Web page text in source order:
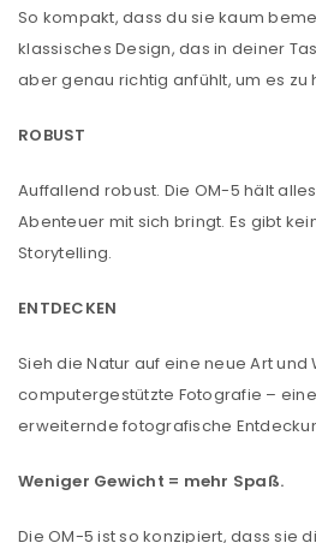
So kompakt, dass du sie kaum
klassisches Design, das in deiner
aber genau richtig anfühlt, um es zu
ROBUST
Auffallend robust. Die OM-5 hält
Abenteuer mit sich bringt. Es gibt
Storytelling.
ENTDECKEN
Sieh die Natur auf eine neue Art und
computergestützte Fotografie –
erweiternde fotografische
Weniger Gewicht = mehr Spaß.
Die OM-5 ist so konzipiert, dass sie